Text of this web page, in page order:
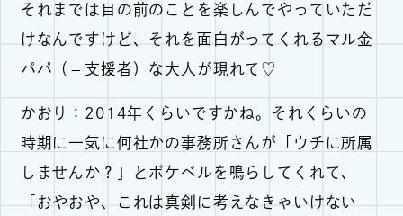
それまでは目の前のことを楽しんでやっていただ
けなんですけど、それを面白がってくれるマル金
パパ（＝支援者）な大人が現れて♡
かおり：2014年くらいですかね。それくらいの
時期に一気に何社かの事務所さんが「ウチに所属
しませんか？」とポケベルを鳴らしてくれて、
「おやおや、これは真剣に考えなきゃいけない